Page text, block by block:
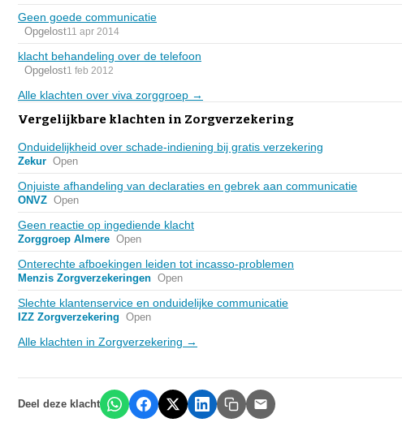
Geen goede communicatie
Opgelost11 apr 2014
klacht behandeling over de telefoon
Opgelost1 feb 2012
Alle klachten over viva zorggroep →
Vergelijkbare klachten in Zorgverzekering
Onduidelijkheid over schade-indiening bij gratis verzekering
Zekur Open
Onjuiste afhandeling van declaraties en gebrek aan communicatie
ONVZ Open
Geen reactie op ingediende klacht
Zorggroep Almere Open
Onterechte afboekingen leiden tot incasso-problemen
Menzis Zorgverzekeringen Open
Slechte klantenservice en onduidelijke communicatie
IZZ Zorgverzekering Open
Alle klachten in Zorgverzekering →
Deel deze klacht